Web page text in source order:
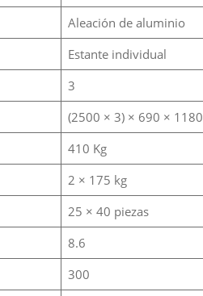
Aleación de aluminio
Estante individual
3
(2500 × 3) × 690 × 1180
410 Kg
2 × 175 kg
25 × 40 piezas
8.6
300